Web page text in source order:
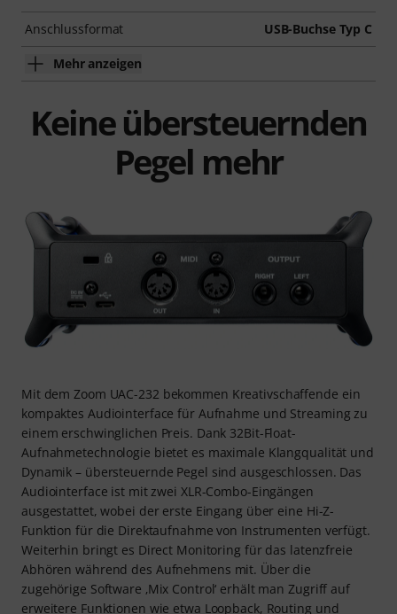
Anschlussformat USB-Buchse Typ C
Mehr anzeigen
Keine übersteuernden
Pegel mehr
Mit dem Zoom UAC-232 bekommen Kreativschaffende ein
kompaktes Audiointerface für Aufnahme und Streaming zu
einem erschwinglichen Preis. Dank 32Bit-Float-
Aufnahmetechnologie bietet es maximale Klangqualität und
Dynamik – übersteuernde Pegel sind ausgeschlossen. Das
Audiointerface ist mit zwei XLR-Combo-Eingängen
ausgestattet, wobei der erste Eingang über eine Hi-Z-
Funktion für die Direktaufnahme von Instrumenten verfügt.
Weiterhin bringt es Direct Monitoring für das latenzfreie
Abhören während des Aufnehmens mit. Über die
zugehörige Software ‚Mix Control‘ erhält man Zugriff auf
erweitere Funktionen wie etwa Loopback, Routing und